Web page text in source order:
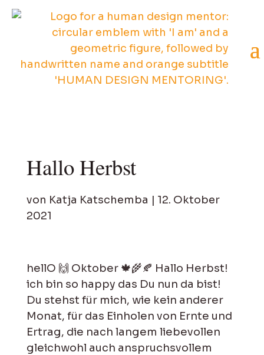
Hallo Herbst
von Katja Katschemba | 12. Oktober
2021
hellO 🙌 Oktober 🍁🌾🍂 Hallo Herbst!
ich bin so happy das Du nun da bist!
Du stehst für mich, wie kein anderer
Monat, für das Einholen von Ernte und
Ertrag, die nach langem liebevollen
gleichwohl auch anspruchsvollem